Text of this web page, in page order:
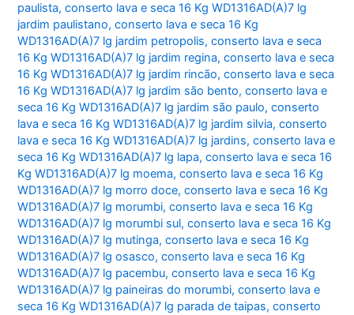
paulista,conserto lava e seca 16 Kg WD1316AD(A)7 lg
jardim paulistano,conserto lava e seca 16 Kg
WD1316AD(A)7 lg jardim petropolis,conserto lava e seca
16 Kg WD1316AD(A)7 lg jardim regina,conserto lava e seca
16 Kg WD1316AD(A)7 lg jardim rincão,conserto lava e seca
16 Kg WD1316AD(A)7 lg jardim são bento,conserto lava e
seca 16 Kg WD1316AD(A)7 lg jardim são paulo,conserto
lava e seca 16 Kg WD1316AD(A)7 lg jardim silvia,conserto
lava e seca 16 Kg WD1316AD(A)7 lg jardins,conserto lava e
seca 16 Kg WD1316AD(A)7 lg lapa,conserto lava e seca 16
Kg WD1316AD(A)7 lg moema,conserto lava e seca 16 Kg
WD1316AD(A)7 lg morro doce,conserto lava e seca 16 Kg
WD1316AD(A)7 lg morumbi,conserto lava e seca 16 Kg
WD1316AD(A)7 lg morumbi sul,conserto lava e seca 16 Kg
WD1316AD(A)7 lg mutinga,conserto lava e seca 16 Kg
WD1316AD(A)7 lg osasco,conserto lava e seca 16 Kg
WD1316AD(A)7 lg pacembu,conserto lava e seca 16 Kg
WD1316AD(A)7 lg paineiras do morumbi,conserto lava e
seca 16 Kg WD1316AD(A)7 lg parada de taipas,conserto